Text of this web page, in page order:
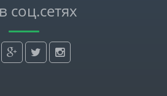
соц.сетях